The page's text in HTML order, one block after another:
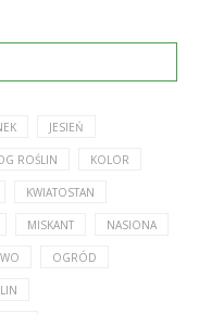
JESIEŃ
ROŚLIN KOLOR
KWIATOSTAN
MISKANT NASIONA
OGRÓD